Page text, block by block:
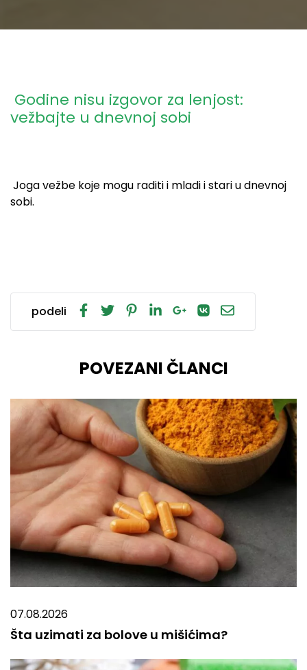
Godine nisu izgovor za lenjost:
vežbajte u dnevnoj sobi
Joga vežbe koje mogu raditi i mladi i stari u dnevnoj
sobi.
podeli
POVEZANI ČLANCI
07.08.2026
Šta uzimati za bolove u mišićima?